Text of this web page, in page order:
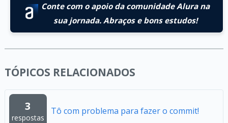
Conte com o apoio da comunidade Alura na
sua jornada. Abraços e bons estudos!
TÓPICOS RELACIONADOS
3
respostas
Tô com problema para fazer o commit!